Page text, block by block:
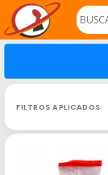
FILTROS APLICADOS